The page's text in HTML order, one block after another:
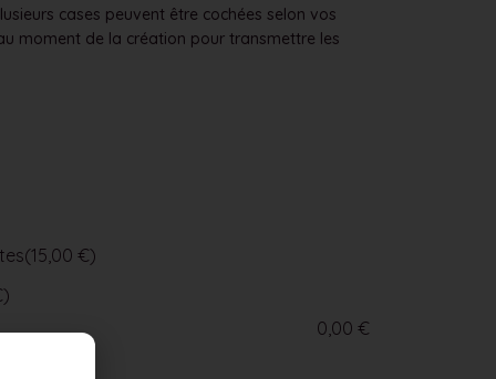
cases peuvent être cochées selon vos
moment de la création pour transmettre les
(15,00 €)
0,00 €